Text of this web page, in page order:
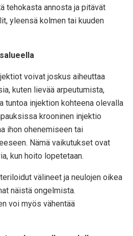
tehokasta annosta ja pitävät
yleensä kolmen tai kuuden
voivat joskus aiheuttaa
kuten lievää arpeutumista,
tuntoa injektion kohteena olevalla
krooninen injektio
ihon ohenemiseen tai
Nämä vaikutukset ovat
kun hoito lopetetaan.
välineet ja neulojen oikea
näistä ongelmista.
voi myös vähentää